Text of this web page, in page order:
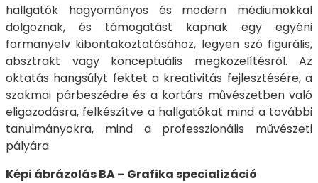
hallgatók hagyományos és modern médiumokkal
dolgoznak, és támogatást kapnak egy egyéni
formanyelv kibontakoztatásához, legyen szó figurális,
absztrakt vagy konceptuális megközelítésről. Az
oktatás hangsúlyt fektet a kreativitás fejlesztésére, a
szakmai párbeszédre és a kortárs művészetben való
eligazodásra, felkészítve a hallgatókat mind a további
tanulmányokra, mind a professzionális művészeti
pályára.
Képi ábrázolás BA – Grafika specializáció